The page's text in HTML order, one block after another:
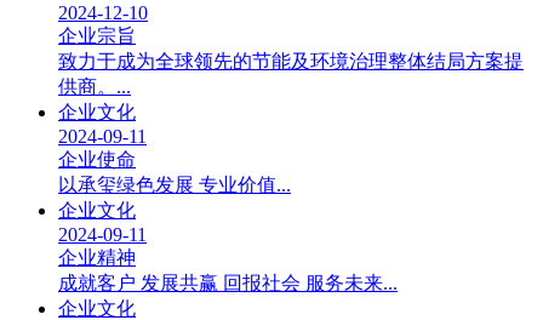
2024-12-10
企业宗旨
致力于成为全球领先的节能及环境治理整体结局方案提
供商。...
企业文化
2024-09-11
企业使命
以承玺绿色发展 专业价值...
企业文化
2024-09-11
企业精神
成就客户 发展共赢 回报社会 服务未来...
企业文化